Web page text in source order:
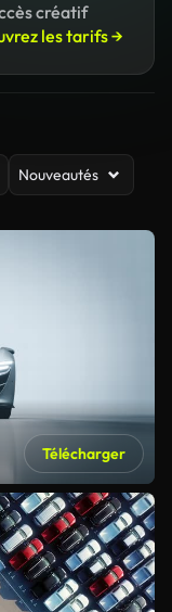
créatif
les tarifs →
Nouveautés
Télécharger